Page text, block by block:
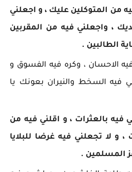
من المتوكلين عليك ، و اجعلني
، واجعلني فيه من المقربين
الطالبين .
الاحسان ، وكره فيه الفسوق و
فيه السخط والنيران بعونك يا
فيه بالعثرات ، و اقلني فيه من
، و لا تجعلني فيه غرضا للبلايا
المسلمين .